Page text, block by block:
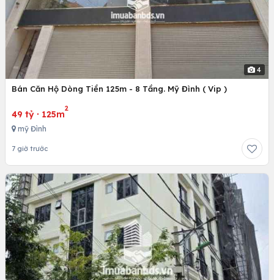
4
Bán Căn Hộ Dòng Tiền 125m - 8 Tầng. Mỹ Đình ( Vip )
49 tỷ · 125m
2
mỹ Đình
7 giờ trước